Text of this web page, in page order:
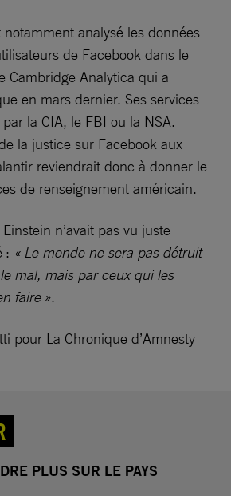
notamment analysé les données
de Facebook dans le
Cambridge Analytica qui a
en mars dernier. Ses services
la CIA, le FBI ou la NSA.
la justice sur Facebook aux
reviendrait donc à donner le
de renseignement américain.
n’avait pas vu juste
: « Le monde ne sera pas détruit
mal, mais par ceux qui les
faire ».
pour La Chronique d’Amnesty
PLUS SUR LE PAYS